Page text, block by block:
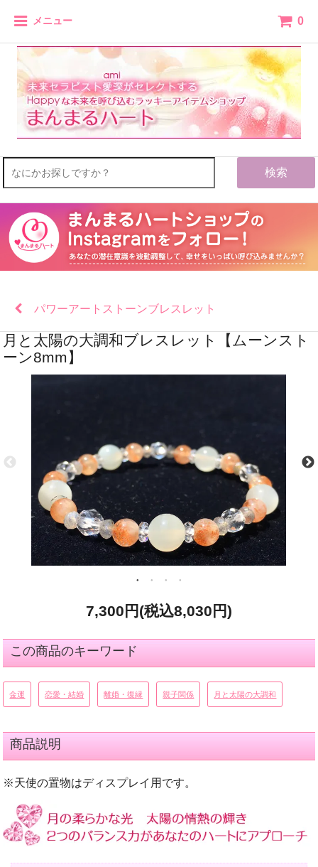
メニュー 0
検索
パワーアートストーンブレスレット
月と太陽の大調和ブレスレット【ムーンスト
ーン8mm】
7,300円(税込8,030円)
この商品のキーワード
金運 恋愛・結婚 離婚・復縁 親子関係 月と太陽の大調和
商品説明
※天使の置物はディスプレイ用です。